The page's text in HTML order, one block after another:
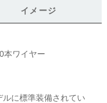
イメージ
ワイヤー
に標準装備されてい